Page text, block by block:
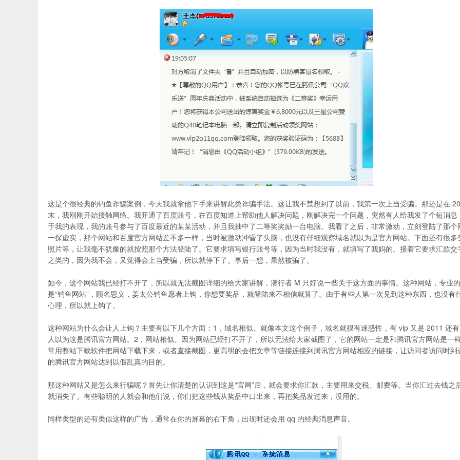
这是个很经典的钓鱼诈骗案例，今天我就拿他下手来讲解此类诈骗手法。这让我不禁想到了以前，我第一次上当受骗。那还是在
末，我刚刚开始接触网络。我开通了百度账号，在百度知道上帮助他人解决问题，刚解决完一个问题，突然有人给我发了个短消息
于我的表现，我的账号参与了百度最近的某某活动，并且我抽中了二等奖奖励一台电脑。我看了之后，非常激动，立刻登陆了那个
一探虚实，那个网站和百度官方网站差不多一样，当时被激动冲昏了头脑，也没有仔细观察域名就以为是官方网站。下面还有很多
照片等，让我毫不犹豫的就按照那个方法登陆了。它要求填写银行账号等，因为当时我没有，就填写了我妈的。接着它要求汇款交
之类的，因为我不会，又觉得会上当受骗，所以就停下了。事后一想，果然被骗了。
如今，这个网站我已经打不开了，所以就无法截图详细的给大家讲解，潜行者 M 只好说一些关于这方面的事情。这种网站，专业
是“钓鱼网站”，顾名思义，姜太公钓鱼愿者上钩，你想要奖品，就登陆来不相信就算了。由于有些人第一次见到这种东西，也没有
心理，所以就上钩了。
这种网站为什么会让人上钩？主要有以下几个方面：1，域名相似。就像本文这个例子，域名就很有迷惑性，有 vip 又是 2011 还
人以为这是腾讯官方网站。2，网站相似。因为网站已经打不开了，所以无法给大家截图了，它的网站一定是和腾讯官方网站是一
常用整站下载软件把网站下载下来，或者直接截图，更高明的会把文章等链接连接到腾讯官方网站相应的链接，让访问者访问时到
的腾讯官方网站达到以假乱真的目的。
那这种网站又是怎么来行骗呢？首先让你清楚的认识到这是“官网”后，就会要求你汇款，主要用来交税、邮费等。当你汇过去钱之
就消失了。有些聪明的人就会和他们说，你们把这些钱从奖品中口出来，再把奖品发过来，没用的。
同样类型的还有类似这样的广告，通常在你的屏幕的右下角，出现时还会用 qq 的经典消息声音。